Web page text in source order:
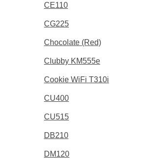
CE110
CG225
Chocolate (Red)
Clubby KM555e
Cookie WiFi T310i
CU400
CU515
DB210
DM120